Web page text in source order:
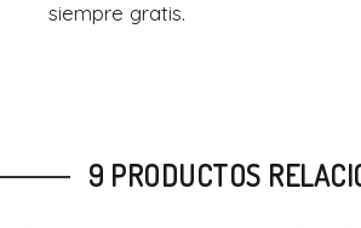
siempre gratis.
9 PRODUCTOS